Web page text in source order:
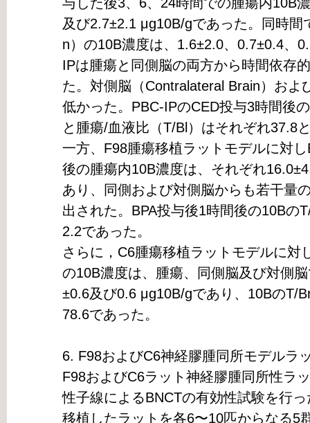
及び2.7±2.1 μg10B/gであった。同時間
n）の10B濃度は、1.6±2.0、0.7±0.4、
IPは腫瘍と同側脳の両方から時間依存
た。対側脳（Contralateral Brain）およ
低かった。PBC-IPのCED投与3時間後
と腫瘍/血液比（T/Bl）はそれぞれ37.8
一方、F98腫瘍移植ラットモデルに対
後の腫瘍内10B濃度は、それぞれ
あり、同側および対側脳からも若干量
出された。BPA投与後1時間後の10Bの
2.2であった。
さらに，C6腫瘍移植ラットモデルに対
の10B濃度は、腫瘍、同側脳及び対側
±0.6及び0.6 μg10B/gであり、10BのT/
78.6であった。
6. F98およびC6神経膠腫同所モデルラ
F98およびC6ラット神経膠腫同所性ラ
性子線によるBNCTの有効性試験を行
移植したラットを各6〜10匹からなる5